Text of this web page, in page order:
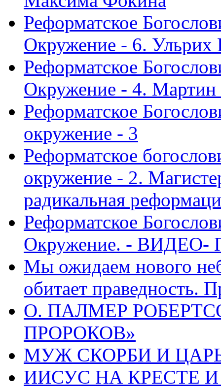
Реформатское
Окружение - 6. Ульрих
Реформатское
Окружение - 4.
Реформатское
окружение - 3
Реформатское
окружение - 2.
радикальная
Реформатское
Окружение. - ВИДЕО-
Мы ожидаем нового
обитает праведность.
О. ПАЛМЕР
ПРОРОКОВ»
МУЖ СКОРБИ И ЦАРЬ
ИИСУС НА КРЕСТЕ